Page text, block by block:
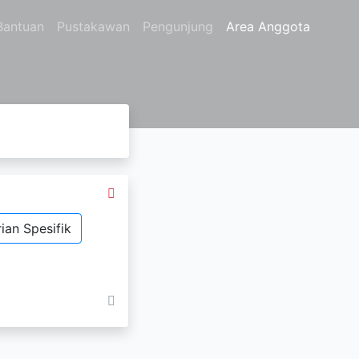
Pustakawan Pengunjung Area Anggota
Spesifik